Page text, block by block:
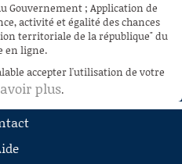
Gouvernement ; Application de
activité et égalité des chances
territoriale de la république" du
en ligne.
accepter l'utilisation de votre
plus.